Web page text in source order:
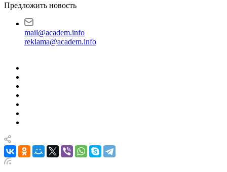
Предложить новость
mail@academ.info
reklama@academ.info